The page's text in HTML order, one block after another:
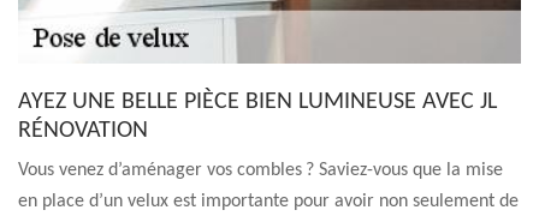
AYEZ UNE BELLE PIÈCE BIEN LUMINEUSE AVEC JL
RÉNOVATION
Vous venez d’aménager vos combles ? Saviez-vous que la mise
en place d’un velux est importante pour avoir non seulement de